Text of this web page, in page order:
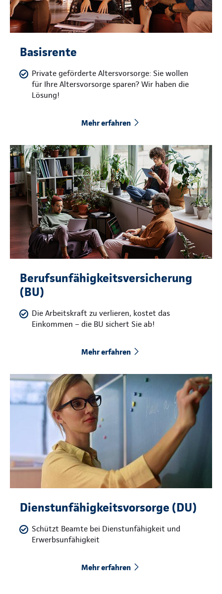
Basisrente
Private geförderte Altersvorsorge: Sie wollen
für Ihre Altersvorsorge sparen? Wir haben die
Lösung!
Mehr erfahren
Berufsunfähigkeitsversicherung
(BU)
Die Arbeitskraft zu verlieren, kostet das
Einkommen – die BU sichert Sie ab!
Mehr erfahren
Dienstunfähigkeitsvorsorge (DU)
Schützt Beamte bei Dienstunfähigkeit und
Erwerbsunfähigkeit
Mehr erfahren